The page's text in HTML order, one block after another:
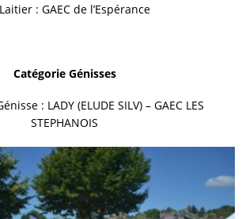
: GAEC de l’Espérance
Catégorie Génisses
: LADY (ELUDE SILV) – GAEC LES
STEPHANOIS